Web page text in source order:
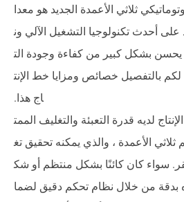
ثلاثي الأعمدة الجديد هو معدا
أحدث تكنولوجيا التشغيل الآلي ون
يحسن بشكل كبير من كفاءة وجودة الت
بالتفصيل خصائص ومزايا خط الإنت
اج هذا.
لديه قدرة التعبئة والتغليف الممت
ثلاثي الأعمدة ، والذي يمكنه تحقيق تغ
سواء كان كائنًا بشكل منتظم أو شك
بدقة من خلال نظام تحكم دقيق لضما